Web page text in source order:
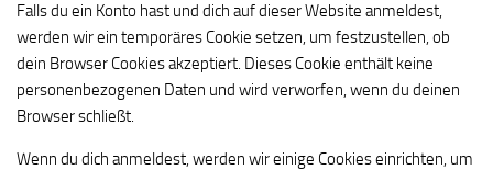
Falls du ein Konto hast und dich auf dieser Website anmeldest,
werden wir ein temporäres Cookie setzen, um festzustellen, ob
dein Browser Cookies akzeptiert. Dieses Cookie enthält keine
personenbezogenen Daten und wird verworfen, wenn du deinen
Browser schließt.
Wenn du dich anmeldest, werden wir einige Cookies einrichten, um